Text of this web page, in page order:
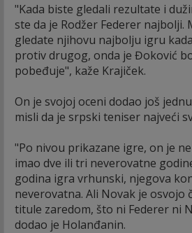
"Kada biste gledali rezultate i
ste da je Rodžer Federer najbolji.
gledate njihovu najbolju igru
protiv drugog, onda je Đoković
pobeđuje", kaže Krajiček.
On je svojoj oceni dodao još
misli da je srpski teniser najveći
"Po nivou prikazane igre, on je
imao dve ili tri neverovatne
godina igra vrhunski, njegova
neverovatna. Ali Novak je osvojo
titule zaredom, što ni Federer ni
dodao je Holanđanin.